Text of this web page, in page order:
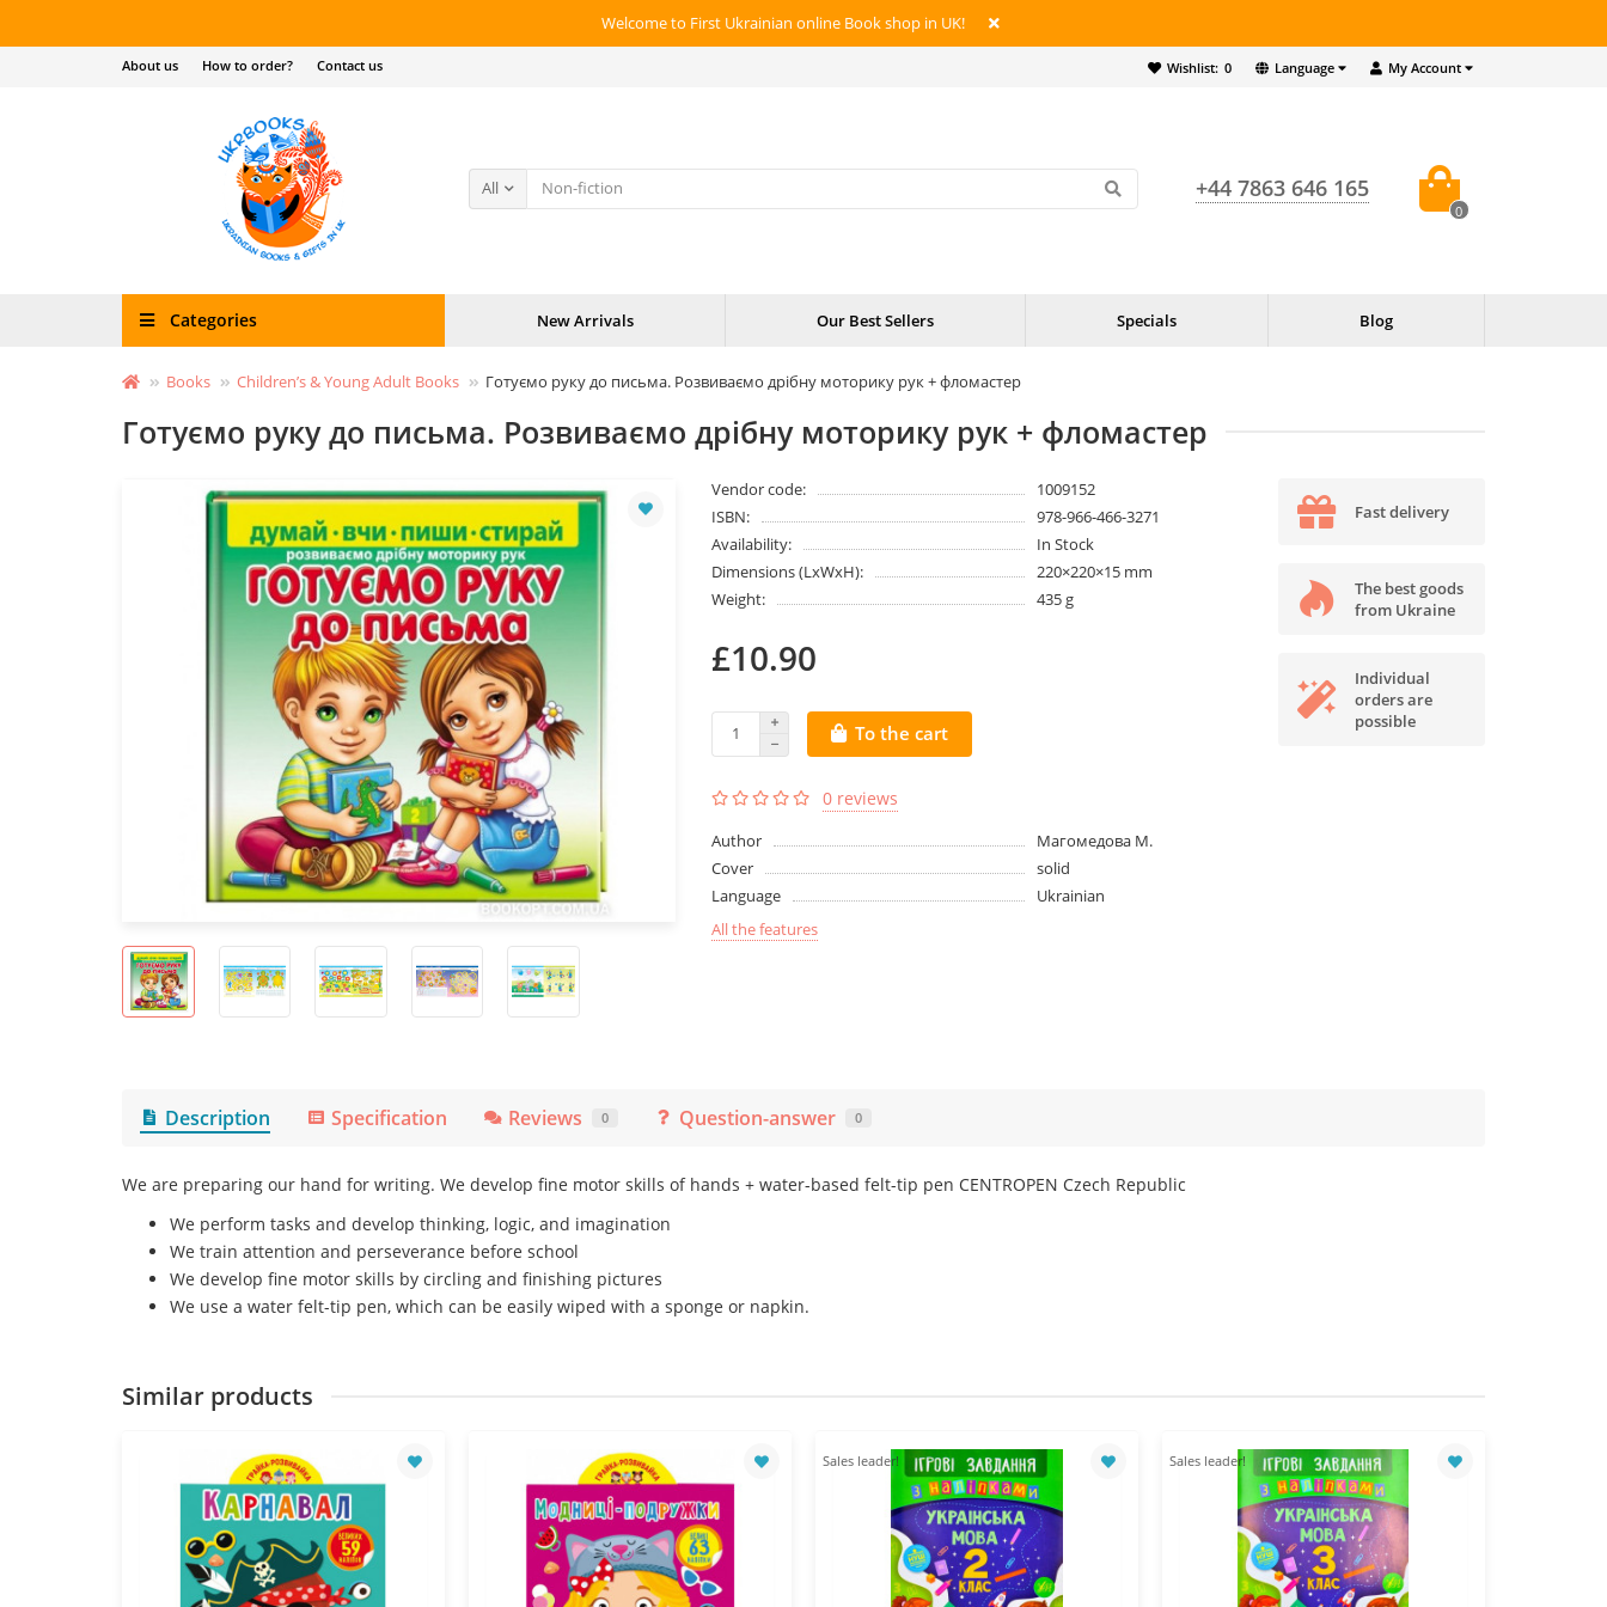
Welcome to First Ukrainian online Book shop in UK!
My Account
Language
Wishlist: 0
About us How to order? Contact us
All +44 7863 646 165
0
Categories New Arrivals Our Best Sellers Specials Blog
Books Children’s & Young Adult Books Готуємо руку до письма. Розвиваємо дрібну моторику рук + фломастер
Готуємо руку до письма. Розвиваємо дрібну моторику рук + фломастер
Vendor code:
1009152
ISBN:
978-966-466-3271
Availability:
In Stock
Dimensions (LxWxH):
220×220×15 mm
Weight:
435 g
£10.90
To the cart
0 reviews
Author
Магомедова М.
Cover
solid
Language
Ukrainian
All the features
Fast delivery
The best goods
from Ukraine
Individual
orders are
possible
Description Specification Reviews 0 Question-answer 0
We are preparing our hand for writing. We develop fine motor skills of hands + water-based felt-tip pen CENTROPEN Czech Republic
We perform tasks and develop thinking, logic, and imagination
We train attention and perseverance before school
We develop fine motor skills by circling and finishing pictures
We use a water felt-tip pen, which can be easily wiped with a sponge or napkin.
Similar products
Sales leader! Sales leader!